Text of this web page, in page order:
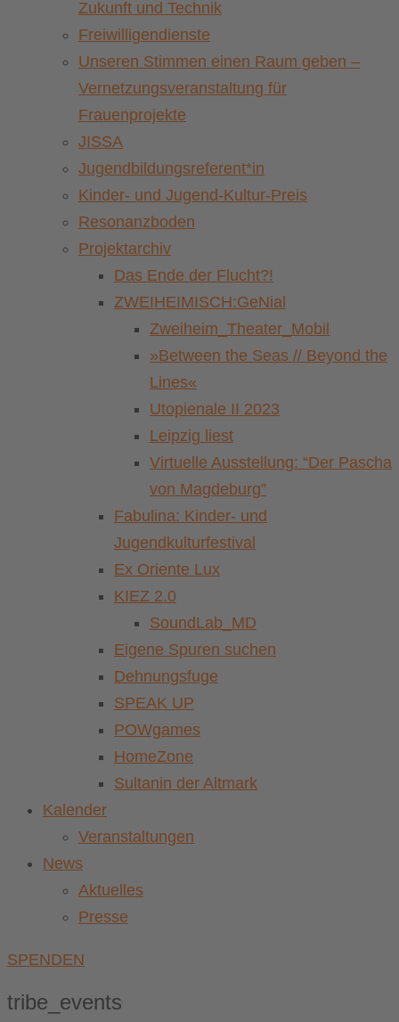
Zukunft und Technik
Freiwilligendienste
Unseren Stimmen einen Raum geben –
Vernetzungsveranstaltung für
Frauenprojekte
JISSA
Jugendbildungsreferent*in
Kinder- und Jugend-Kultur-Preis
Resonanzboden
Projektarchiv
Das Ende der Flucht?!
ZWEIHEIMISCH:GeNial
Zweiheim_Theater_Mobil
»Between the Seas // Beyond the
Lines«
Utopienale II 2023
Leipzig liest
Virtuelle Ausstellung: “Der Pascha
von Magdeburg”
Fabulina: Kinder- und
Jugendkulturfestival
Ex Oriente Lux
KIEZ 2.0
SoundLab_MD
Eigene Spuren suchen
Dehnungsfuge
SPEAK UP
POWgames
HomeZone
Sultanin der Altmark
Kalender
Veranstaltungen
News
Aktuelles
Presse
SPENDEN
tribe_events